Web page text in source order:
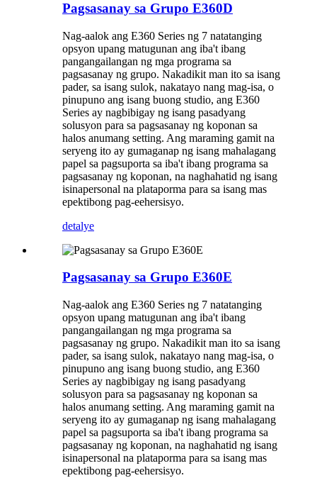
Pagsasanay sa Grupo E360D
Nag-aalok ang E360 Series ng 7 natatanging
opsyon upang matugunan ang iba't ibang
pangangailangan ng mga programa sa
pagsasanay ng grupo. Nakadikit man ito sa isang
pader, sa isang sulok, nakatayo nang mag-isa, o
pinupuno ang isang buong studio, ang E360
Series ay nagbibigay ng isang pasadyang
solusyon para sa pagsasanay ng koponan sa
halos anumang setting. Ang maraming gamit na
seryeng ito ay gumaganap ng isang mahalagang
papel sa pagsuporta sa iba't ibang programa sa
pagsasanay ng koponan, na naghahatid ng isang
isinapersonal na plataporma para sa isang mas
epektibong pag-eehersisyo.
detalye
Pagsasanay sa Grupo E360E
Nag-aalok ang E360 Series ng 7 natatanging
opsyon upang matugunan ang iba't ibang
pangangailangan ng mga programa sa
pagsasanay ng grupo. Nakadikit man ito sa isang
pader, sa isang sulok, nakatayo nang mag-isa, o
pinupuno ang isang buong studio, ang E360
Series ay nagbibigay ng isang pasadyang
solusyon para sa pagsasanay ng koponan sa
halos anumang setting. Ang maraming gamit na
seryeng ito ay gumaganap ng isang mahalagang
papel sa pagsuporta sa iba't ibang programa sa
pagsasanay ng koponan, na naghahatid ng isang
isinapersonal na plataporma para sa isang mas
epektibong pag-eehersisyo.